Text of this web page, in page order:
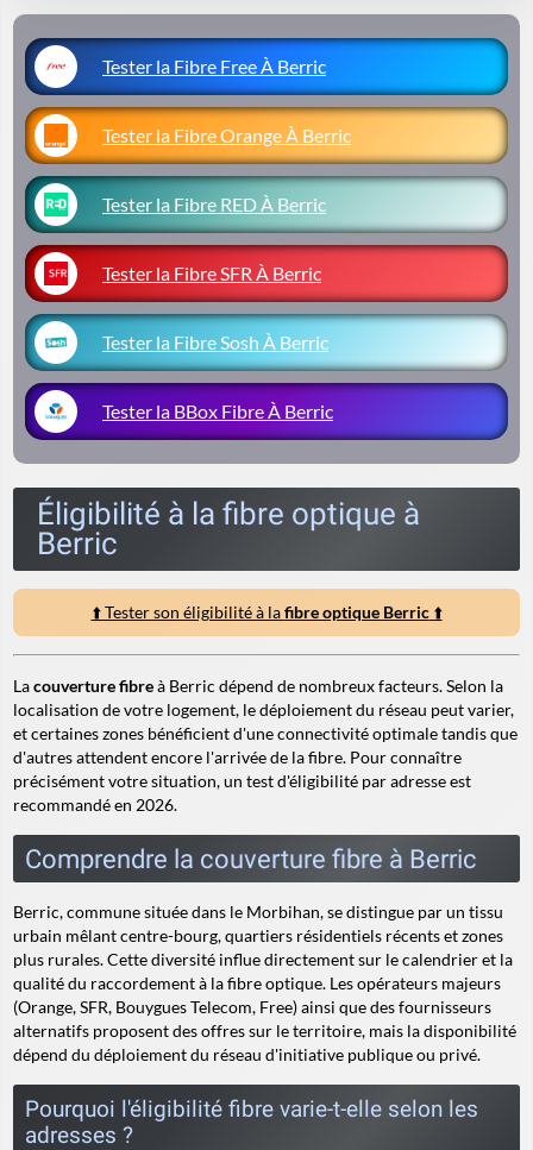
Tester la Fibre Free À Berric
Tester la Fibre Orange À Berric
Tester la Fibre RED À Berric
Tester la Fibre SFR À Berric
Tester la Fibre Sosh À Berric
Tester la BBox Fibre À Berric
Éligibilité à la fibre optique à
Berric
⬆️ Tester son éligibilité à lafibre optique Berric⬆️
Lacouverture fibreà Berric dépend de nombreux facteurs. Selon la
localisation de votre logement, le déploiement du réseau peut varier,
et certaines zones bénéficient d'une connectivité optimale tandis que
d'autres attendent encore l'arrivée de la fibre. Pour connaître
précisément votre situation, un test d'éligibilité par adresse est
recommandé en 2026.
Comprendre la couverture fibre à Berric
Berric, commune située dans le Morbihan, se distingue par un tissu
urbain mêlant centre-bourg, quartiers résidentiels récents et zones
plus rurales. Cette diversité influe directement sur le calendrier et la
qualité du raccordement à la fibre optique. Les opérateurs majeurs
(Orange, SFR, Bouygues Telecom, Free) ainsi que des fournisseurs
alternatifs proposent des offres sur le territoire, mais la disponibilité
dépend du déploiement du réseau d'initiative publique ou privé.
Pourquoi l'éligibilité fibre varie-t-elle selon les
adresses ?